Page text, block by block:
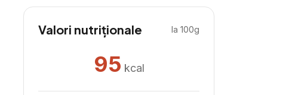
Valori nutriționale la 100g
95 kcal